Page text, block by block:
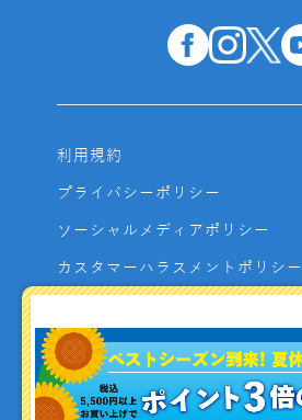
利用規約
プライバシーポリシー
ソーシャルメディアポリシー
カスタマーハラスメントポリシー
よくあるご質問
お問い合わせ